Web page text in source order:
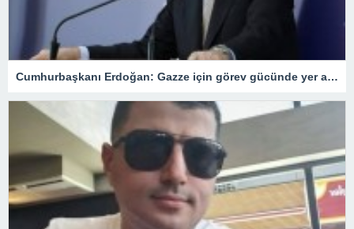
Cumhurbaşkanı Erdoğan: Gazze için görev gücünde yer alacağız.